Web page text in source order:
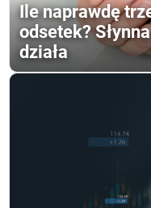
Ile naprawdę
odsetek?
działa